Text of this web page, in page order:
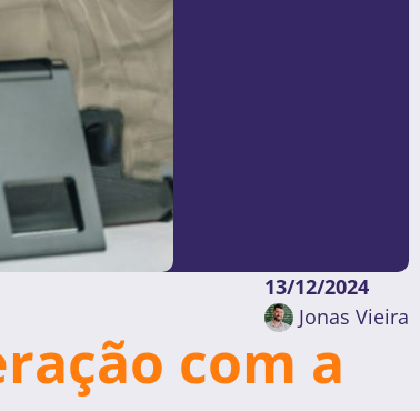
13/12/2024
Jonas Vieira
com a